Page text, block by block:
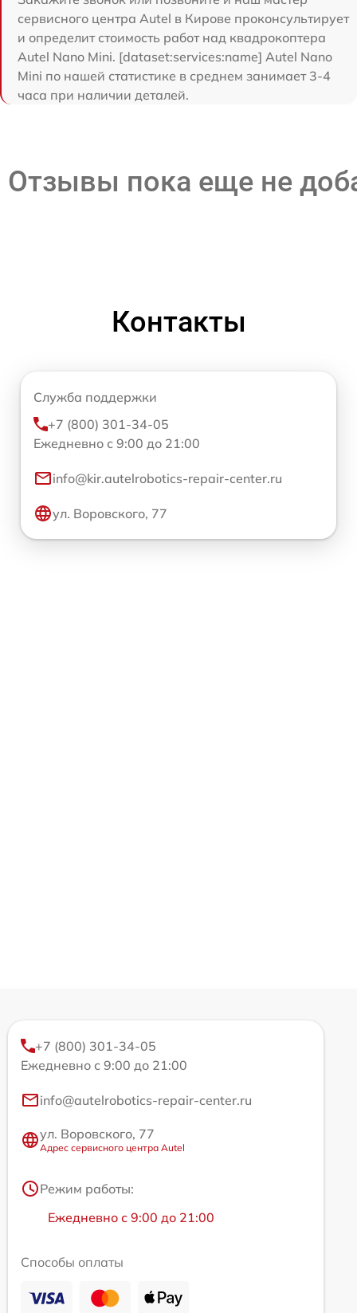
сервисного центра Autel в Кирове проконсультирует
и определит стоимость работ над квадрокоптера
Autel Nano Mini. [dataset:services:name] Autel Nano
Mini по нашей статистике в среднем занимает 3-4
часа при наличии деталей.
Отзывы пока еще не
Контакты
Служба поддержки
+7 (800) 301-34-05
Ежедневно с 9:00 до 21:00
info@kir.autelrobotics-repair-center.ru
ул. Воровского, 77
+7 (800) 301-34-05
Ежедневно с 9:00 до 21:00
info@autelrobotics-repair-center.ru
ул. Воровского, 77
Адрес сервисного центра Autel
Режим работы:
Ежедневно с 9:00 до 21:00
Способы оплаты